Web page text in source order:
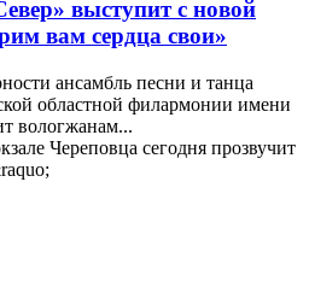
выступит с новой
вам сердца свои»
ансамбль песни и танца
областной филармонии имени
вологжанам...